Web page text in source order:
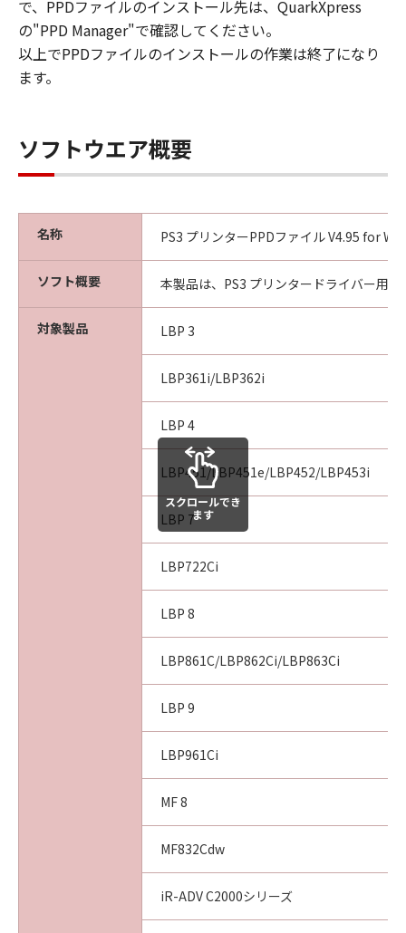
状態で使用許諾されます。キヤノン、キヤノン
のライセンサー、キヤノンの子会社、キヤノン
の関連会社、それらの販売代理店または販売店
のいずれも、「本ソフトウェア」に関して、商
問わず一切しないものとします。
(2) キヤノン、キヤノンのライセンサー、キヤノ
売代理店または販売店のいずれも、「本ソフト
ウェア」の使用または使用不能から生ずるいか
なる損害（逸失利益およびその他の派生的また
は付随的な損害を含むがこれらに限定されない
全ての損害を言います。）について、適用法で
認められる限り、一切の責任を負わないものと
します。たとえ、キヤノン、キヤノンのライセ
ンサー、キヤノンの子会社、キヤノンの関連会
社、それらの販売代理店または販売店がかかる
(3) キヤノン、キヤノンのライセンサー、キヤノ
ンの子会社、キヤノンの関連会社、それらの販
売代理店または販売店のいずれも、「本ソフト
ウェア」、または「本ソフトウェア」の使用に
起因または関連してお客様と第三者との間に生
じたいかなる紛争についても、一切責任を負わ
ないものとします。
(1) 本契約書は、お客様が、『同意』を示す下
記のボタンをクリックした時点、または「本ソ
し、下記(2)または(3)により終了されるまで有
(2) お客様は、「本ソフトウェア」およびその
複製物のすべてを廃棄および消去することによ
り、本契約書を終了させることができます。
(3) お客様が本契約書のいずれかの条項に違反
した場合、本契約書は直ちに終了します。
(4) お客様は、上記(3)によって本契約書が終了
した場合、速やかに、「本ソフトウェア」およ
びその複製物のすべてを廃棄または消去するも
で、PPDファイルのインストール先は、QuarkXpress
の"PPD Manager"で確認してください。
以上でPPDファイルのインストールの作業は終了になり
ます。
ソフトウエア概要
名称 PS3 プリンターPPDファイル V4.95 for
ソフト概要 本製品は、PS3 プリンタードライバー用
対象製品 LBP 3
LBP361i/LBP362i
LBP 4
LBP451/LBP451e/LBP452/LBP453i
LBP 7
LBP722Ci
LBP 8
LBP861C/LBP862Ci/LBP863Ci
LBP 9
LBP961Ci
MF 8
MF832Cdw
iR-ADV C2000シリーズ
スクロールでき
ます